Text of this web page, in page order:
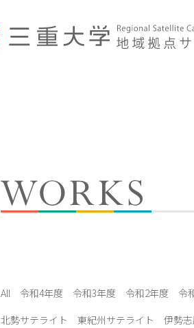
All 令和4年度 令和3年度 令和2年度 令
北勢サテライト
東紀州サテライト 伊勢